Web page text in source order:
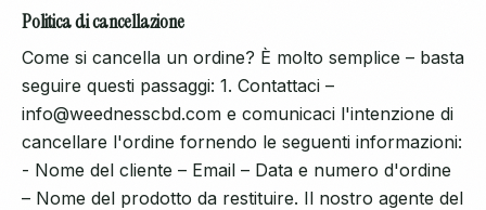
Politica di cancellazione
Come si cancella un ordine? È molto semplice – basta
seguire questi passaggi: 1. Contattaci –
info@weednesscbd.com e comunicaci l'intenzione di
cancellare l'ordine fornendo le seguenti informazioni:
- Nome del cliente – Email – Data e numero d'ordine
– Nome del prodotto da restituire. Il nostro agente del